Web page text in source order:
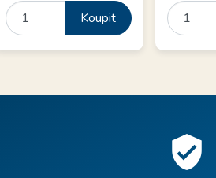
Koupit
verified_user